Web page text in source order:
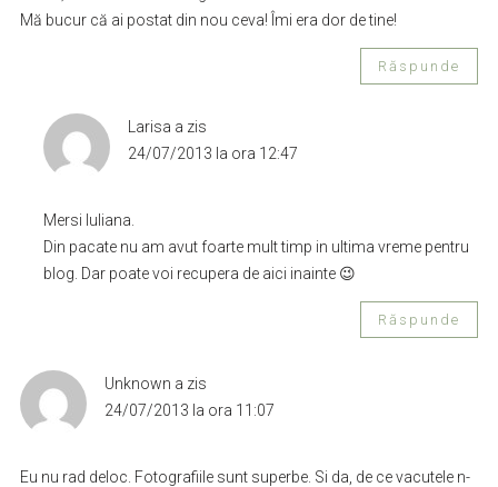
Mă bucur că ai postat din nou ceva! Îmi era dor de tine!
Răspunde
Larisa a zis
24/07/2013 la ora 12:47
Mersi Iuliana.
Din pacate nu am avut foarte mult timp in ultima vreme pentru
blog. Dar poate voi recupera de aici inainte 😉
Răspunde
Unknown a zis
24/07/2013 la ora 11:07
Eu nu rad deloc. Fotografiile sunt superbe. Si da, de ce vacutele n-